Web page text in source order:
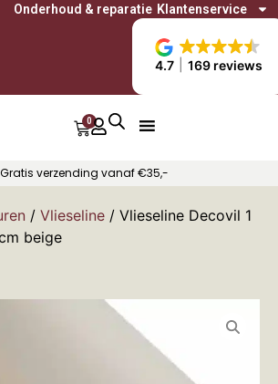
4.7 169 reviews
Onderhoud & reparatie Klantenservice
0
Gratis verzending vanaf €35,-
/ Vlieseline / Vlieseline Decovil 1
beige